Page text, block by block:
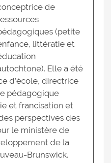
de
(petite
littératie et
Elle a été
d’école, directrice
pédagogique
et francisation et
perspectives des
le ministère de
de la
Brunswick.